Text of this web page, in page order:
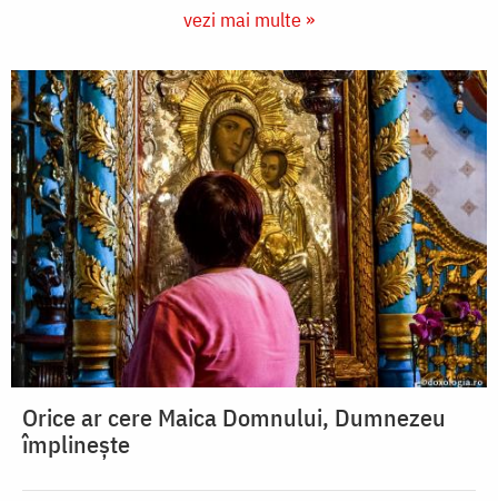
vezi mai multe »
Orice ar cere Maica Domnului, Dumnezeu
împlinește